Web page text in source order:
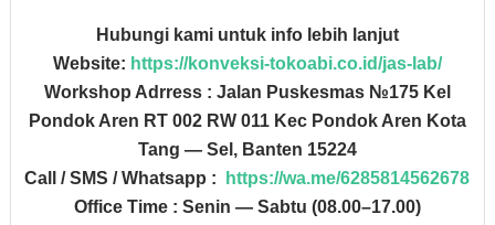
Hubungi kami untuk info lebih lanjut
Website: https://konveksi-tokoabi.co.id/jas-lab/
Workshop Adrress : Jalan Puskesmas №175 Kel
Pondok Aren RT 002 RW 011 Kec Pondok Aren Kota
Tang — Sel, Banten 15224
Call / SMS / Whatsapp :
https://wa.me/6285814562678
Office Time : Senin — Sabtu (08.00–17.00)